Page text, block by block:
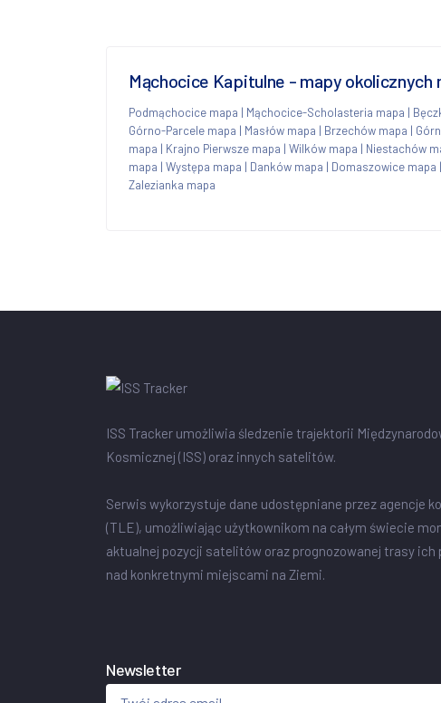
Mąchocice Kapitulne - mapy
Podmąchocice mapa | Mąchocice-Scholasteria mapa |
Górno-Parcele mapa | Masłów mapa | Brzechów mapa |
mapa | Krajno Pierwsze mapa | Wilków mapa | Niestachów
mapa | Występa mapa | Danków mapa | Domaszowice mapa |
Zalezianka mapa
ISS Tracker umożliwia śledzenie trajektorii
Kosmicznej (ISS) oraz innych satelitów.
Serwis wykorzystuje dane udostępniane przez agencje
(TLE), umożliwiając użytkownikom na całym świecie
aktualnej pozycji satelitów oraz prognozowanej trasy ich
nad konkretnymi miejscami na Ziemi.
Newsletter